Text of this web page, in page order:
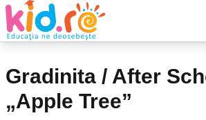
Gradinita / After
„Apple Tree”